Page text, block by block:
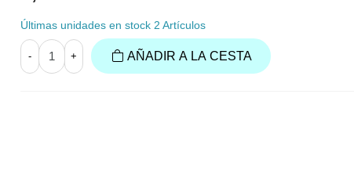
Últimas unidades en stock 2 Artículos
- + AÑADIR A LA CESTA